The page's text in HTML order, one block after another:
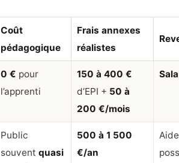
Coût
pédagogique
Frais annexes
réalistes
0 € pour
l’apprenti
150 à 400 €
d’EPI + 50 à
200 €/mois
Public
souventquasi
500 à 1 500
€/an